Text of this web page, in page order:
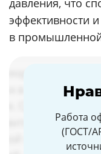
давления, что
эффективности
в
Работа
(ГОСТ/